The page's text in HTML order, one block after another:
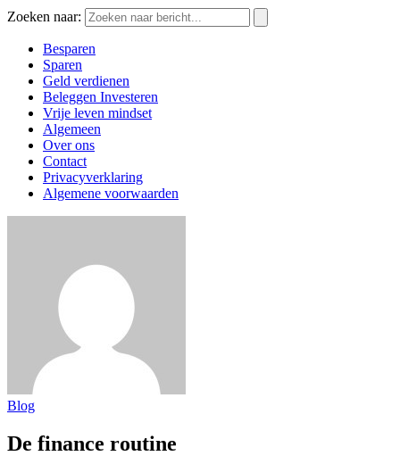
Zoeken naar:
Besparen
Sparen
Geld verdienen
Beleggen Investeren
Vrije leven mindset
Algemeen
Over ons
Contact
Privacyverklaring
Algemene voorwaarden
Blog
De finance routine